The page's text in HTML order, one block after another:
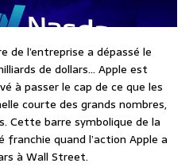
de l’entreprise a dépassé le
de dollars… Apple est
à passer le cap de ce que les
courte des grands nombres,
Cette barre symbolique de la
quand l’action Apple a
à Wall Street.